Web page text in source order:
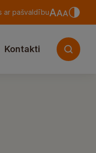
ar pašvaldību
Kontakti